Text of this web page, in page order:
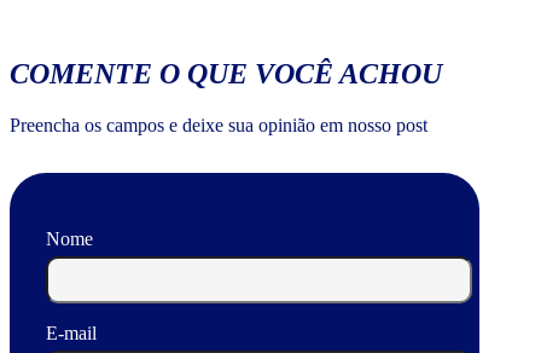
COMENTE O QUE VOCÊ ACHOU
Preencha os campos e deixe sua opinião em nosso post
Nome
E-mail